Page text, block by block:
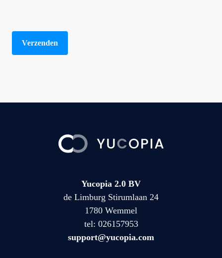
Yucopia 2.0 BV
de Limburg Stirumlaan 24
1780 Wemmel
tel: 026157953
support@yucopia.com